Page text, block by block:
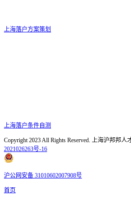
上海落户方案策划
上海落户条件自测
Copyright 2023 All Rights Reserved. 上海沪邦邦人
2021026263号-16
沪公网安备 31010602007908号
首页